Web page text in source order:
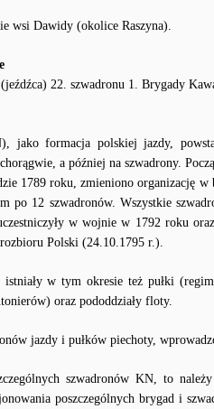
wsi Dawidy (okolice Raszyna).
(jeźdźca) 22. szwadronu 1. Brygady
jako formacja polskiej jazdy,
a później na szwadrony.
1789 roku, zmieniono organizację
po 12 szwadronów. Wszystkie
w wojnie w 1792 roku
Polski (24.10.1795 r.).
w tym okresie też pułki
oraz pododdziały floty.
jazdy i pułków piechoty,
szwadronów KN, to
poszczególnych brygad i